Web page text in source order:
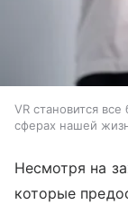
VR становится
сферах нашей
Несмотря на
которые